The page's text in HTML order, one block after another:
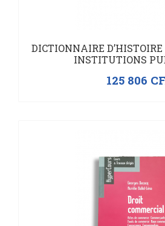
DICTIONNAIRE
INSTITUTIONS
125 806